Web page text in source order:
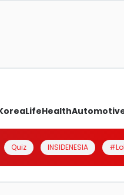
LifeHealth
Quiz INSIDENESIA